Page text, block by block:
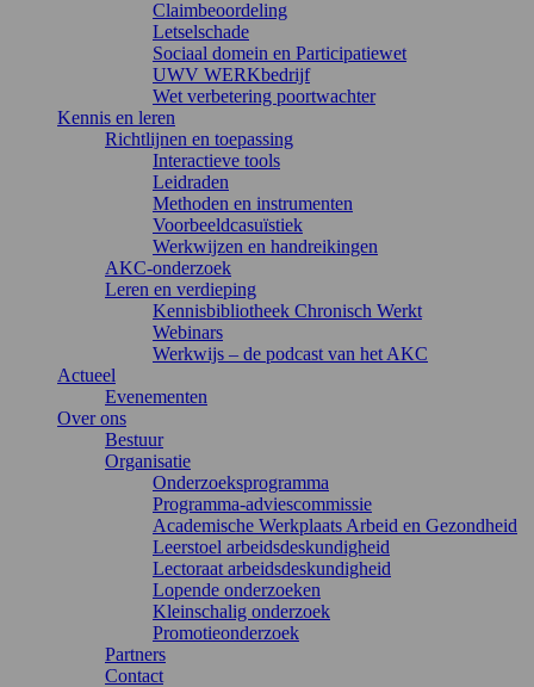
Claimbeoordeling
Letselschade
Sociaal domein en Participatiewet
UWV WERKbedrijf
Wet verbetering poortwachter
Kennis en leren
Richtlijnen en toepassing
Interactieve tools
Leidraden
Methoden en instrumenten
Voorbeeldcasuïstiek
Werkwijzen en handreikingen
AKC-onderzoek
Leren en verdieping
Kennisbibliotheek Chronisch Werkt
Webinars
Werkwijs – de podcast van het AKC
Actueel
Evenementen
Over ons
Bestuur
Organisatie
Onderzoeksprogramma
Programma-adviescommissie
Academische Werkplaats Arbeid en Gezondheid
Leerstoel arbeidsdeskundigheid
Lectoraat arbeidsdeskundigheid
Lopende onderzoeken
Kleinschalig onderzoek
Promotieonderzoek
Partners
Contact